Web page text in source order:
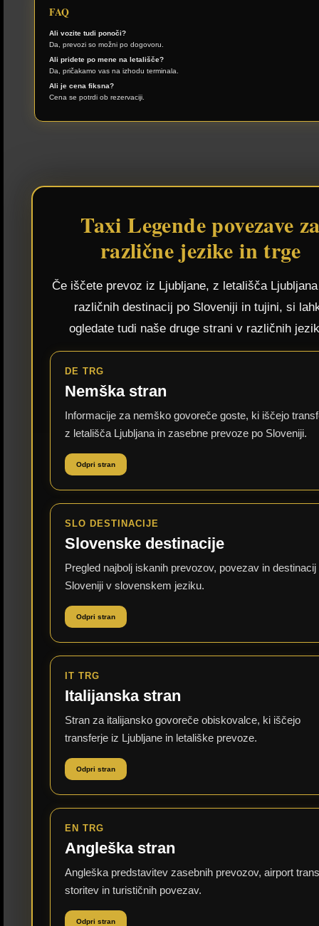
FAQ
Ali vozite tudi ponoči?
Da, prevozi so možni po dogovoru.
Ali pridete po mene na letališče?
Da, pričakamo vas na izhodu terminala.
Ali je cena fiksna?
Cena se potrdi ob rezervaciji.
Taxi Legende povezave
različne jezike in trge
Če iščete prevoz iz Ljubljane, z letališča
različnih destinacij po Sloveniji in tujini, si
ogledate tudi naše druge strani v različnih
DE TRG
Nemška stran
Informacije za nemško govoreče goste, ki iščejo
z letališča Ljubljana in zasebne prevoze po Sloveniji.
Odpri stran
SLO DESTINACIJE
Slovenske destinacije
Pregled najbolj iskanih prevozov, povezav in destinacij
Sloveniji v slovenskem jeziku.
Odpri stran
IT TRG
Italijanska stran
Stran za italijansko govoreče obiskovalce, ki iščejo
transferje iz Ljubljane in letališke prevoze.
Odpri stran
EN TRG
Angleška stran
Angleška predstavitev zasebnih prevozov, airport
storitev in turističnih povezav.
Odpri stran